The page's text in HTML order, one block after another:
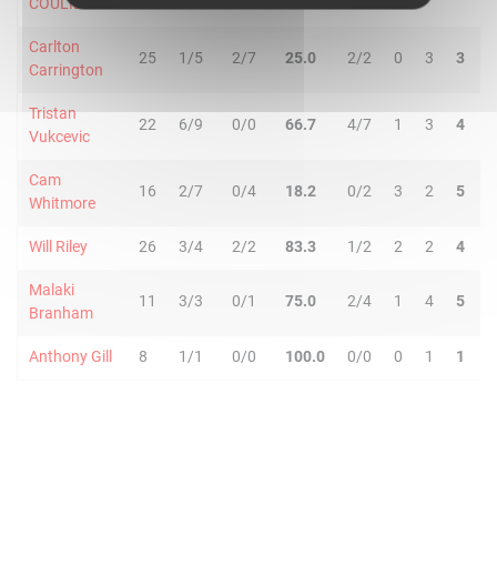
Carlton
Carrington
25 1/5 2/7 25.0 2/2 0 3 3
Tristan
Vukcevic
22 6/9 0/0 66.7 4/7 1 3 4
Cam
Whitmore
16 2/7 0/4 18.2 0/2 3 2 5
Will Riley 26 3/4 2/2 83.3 1/2 2 2 4
Malaki
Branham
11 3/3 0/1 75.0 2/4 1 4 5
Anthony Gill 8 1/1 0/0 100.0 0/0 0 1 1